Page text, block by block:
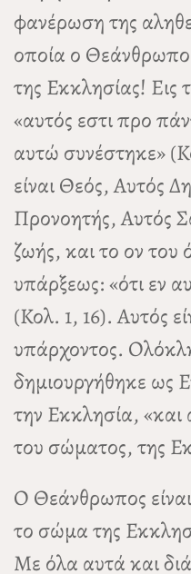
φανέρωση της
οποία ο
της Εκκλησίας! Εις
«αυτός εστι προ
αυτώ συνέστηκε»
είναι Θεός, Αυτός
Προνοητής, Αυτός
ζωής, και το ον του
υπάρξεως: «ότι εν
(Κολ. 1, 16). Αυτός
υπάρχοντος.
δημιουργήθηκε ως
την Εκκλησία, «και
του σώματος, της
Ο Θεάνθρωπος
το σώμα της
Με όλα αυτά και